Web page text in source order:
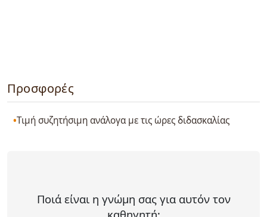
Προσφορές
Τιμή συζητήσιμη ανάλογα με τις ώρες διδασκαλίας
Ποιά είναι η γνώμη σας για αυτόν τον